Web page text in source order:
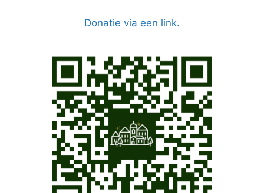
Donatie via een link.